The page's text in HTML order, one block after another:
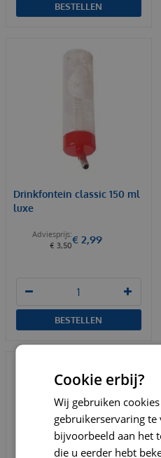
BESTELLEN
Drinkfontein classic 150 ml
luxe
€ 3,50€ 2,99
BESTELLEN
Cookie erbij?
Wij gebruiken
gebruikerservaring te
bijvoorbeeld aan het
die u eerder hebt